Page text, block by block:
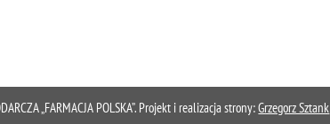
„FARMACJA POLSKA”. Projekt i realizacja strony:Grzegorz Sztank